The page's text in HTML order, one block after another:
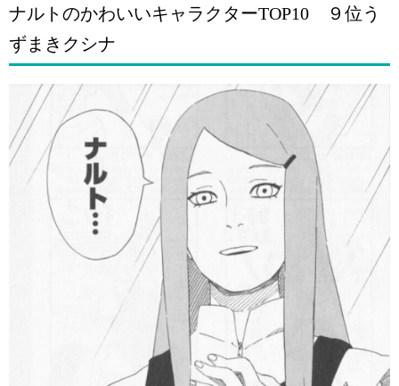
ナルトのかわいいキャラクターTOP10 ９位う
ずまきクシナ